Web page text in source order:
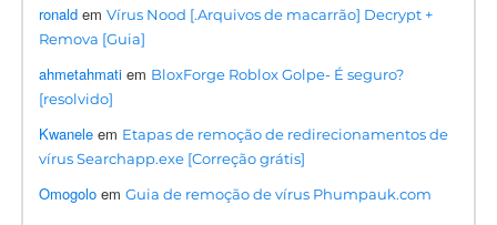
ronald emVírus Nood [.Arquivos de macarrão] Decrypt +
Remova [Guia]
ahmetahmati em BloxForge Roblox Golpe- É seguro?
[resolvido]
Kwanele em Etapas de remoção de redirecionamentos de
vírus Searchapp.exe [Correção grátis]
Omogolo emGuia de remoção de vírus Phumpauk.com